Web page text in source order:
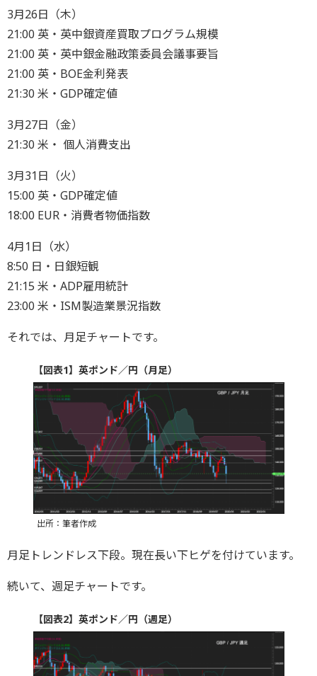
3月26日（木）
21:00 英・英中銀資産買取プログラム規模
21:00 英・英中銀金融政策委員会議事要旨
21:00 英・BOE金利発表
21:30 米・GDP確定値
3月27日（金）
21:30 米・ 個人消費支出
3月31日（火）
15:00 英・GDP確定値
18:00 EUR・消費者物価指数
4月1日（水）
8:50 日・日銀短観
21:15 米・ADP雇用統計
23:00 米・ISM製造業景況指数
それでは、月足チャートです。
【図表1】英ポンド／円（月足）
出所：筆者作成
月足トレンドレス下段。現在長い下ヒゲを付けています。
続いて、週足チャートです。
【図表2】英ポンド／円（週足）